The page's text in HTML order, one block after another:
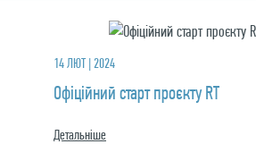
14 ЛЮТ | 2024
Офіційний старт проєкту RT
Детальнiше